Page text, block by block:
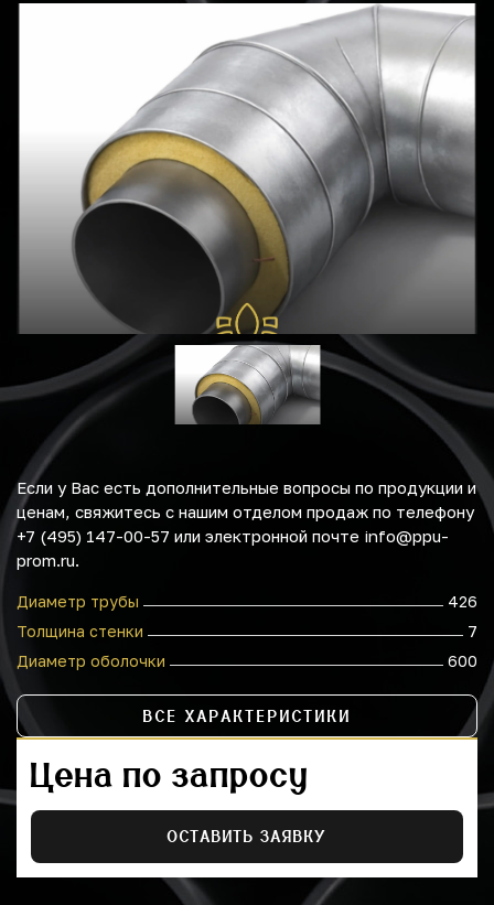
Если у Вас есть дополнительные вопросы по продукции и
ценам, свяжитесь с нашим отделом продаж по телефону
+7 (495) 147-00-57 или электронной почте info@ppu-
prom.ru.
Диаметр трубы
426
Толщина стенки
7
Диаметр оболочки
600
ВСЕ ХАРАКТЕРИСТИКИ
Цена по запросу
ОСТАВИТЬ ЗАЯВКУ